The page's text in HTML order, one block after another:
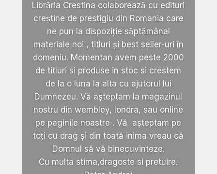
Librăria Crestina colaborează cu edituri
creștine de prestigiu din Romania care
ne pun la dispoziție săptămânal
materiale noi , titluri și best seller-uri în
domeniu. Momentan avem peste 2000
de titluri si produse in stoc si crestem
de la o luna la alta cu ajutorul lui
Dumnezeu. Vă așteptam la magazinul
nostru din wembley, londra, sau online
pe paginile noastre . Vă așteptam pe
toți cu drag și din toată inima vreau că
Domnul să vă binecuvinteze.
Cu multa stima,dragoste si pretuire.